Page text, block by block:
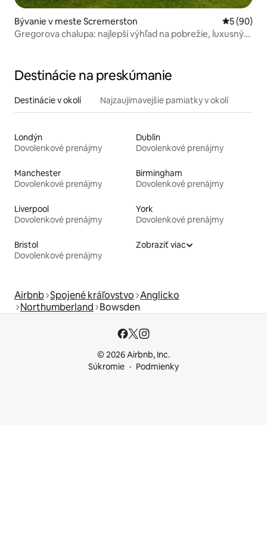
Bývanie v meste Scremerston
5 (90)
Gregorova chalupa: najlepší výhľad na pobrežie, luxusný
Destinácie na preskúmanie
Destinácie v okolí Najzaujímavejšie pamiatky v okolí
Londýn
Dovolenkové prenájmy
Dublin
Dovolenkové prenájmy
Manchester
Dovolenkové prenájmy
Birmingham
Dovolenkové prenájmy
Liverpool
Dovolenkové prenájmy
York
Dovolenkové prenájmy
Bristol
Dovolenkové prenájmy
Zobraziť viac
Airbnb Spojené kráľovstvo Anglicko
Northumberland Bowsden
© 2026 Airbnb, Inc.
Súkromie
Podmienky